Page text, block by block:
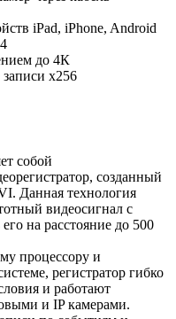
iPad, iPhone, Android
до 4К
х256
собой
созданный
Данная технология
видеосигнал с
на расстояние до 500
процессору и
регистратор гибко
и работают
и IP камерами.